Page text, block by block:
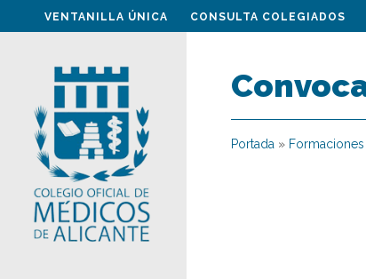
VENTANILLA ÚNICA CONSULTA COLEGIADOS
Portada » Formaciones